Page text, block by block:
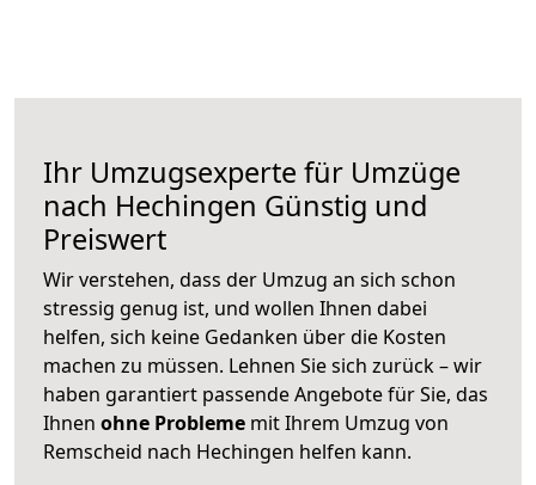
Ihr Umzugsexperte für Umzüge
nach Hechingen Günstig und
Preiswert
Wir verstehen, dass der Umzug an sich schon
stressig genug ist, und wollen Ihnen dabei
helfen, sich keine Gedanken über die Kosten
machen zu müssen. Lehnen Sie sich zurück – wir
haben garantiert passende Angebote für Sie, das
Ihnen ohne Probleme mit Ihrem Umzug von
Remscheid nach Hechingen helfen kann.